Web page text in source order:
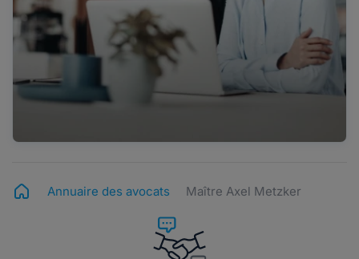
Annuaire des avocats Maître Axel Metzker